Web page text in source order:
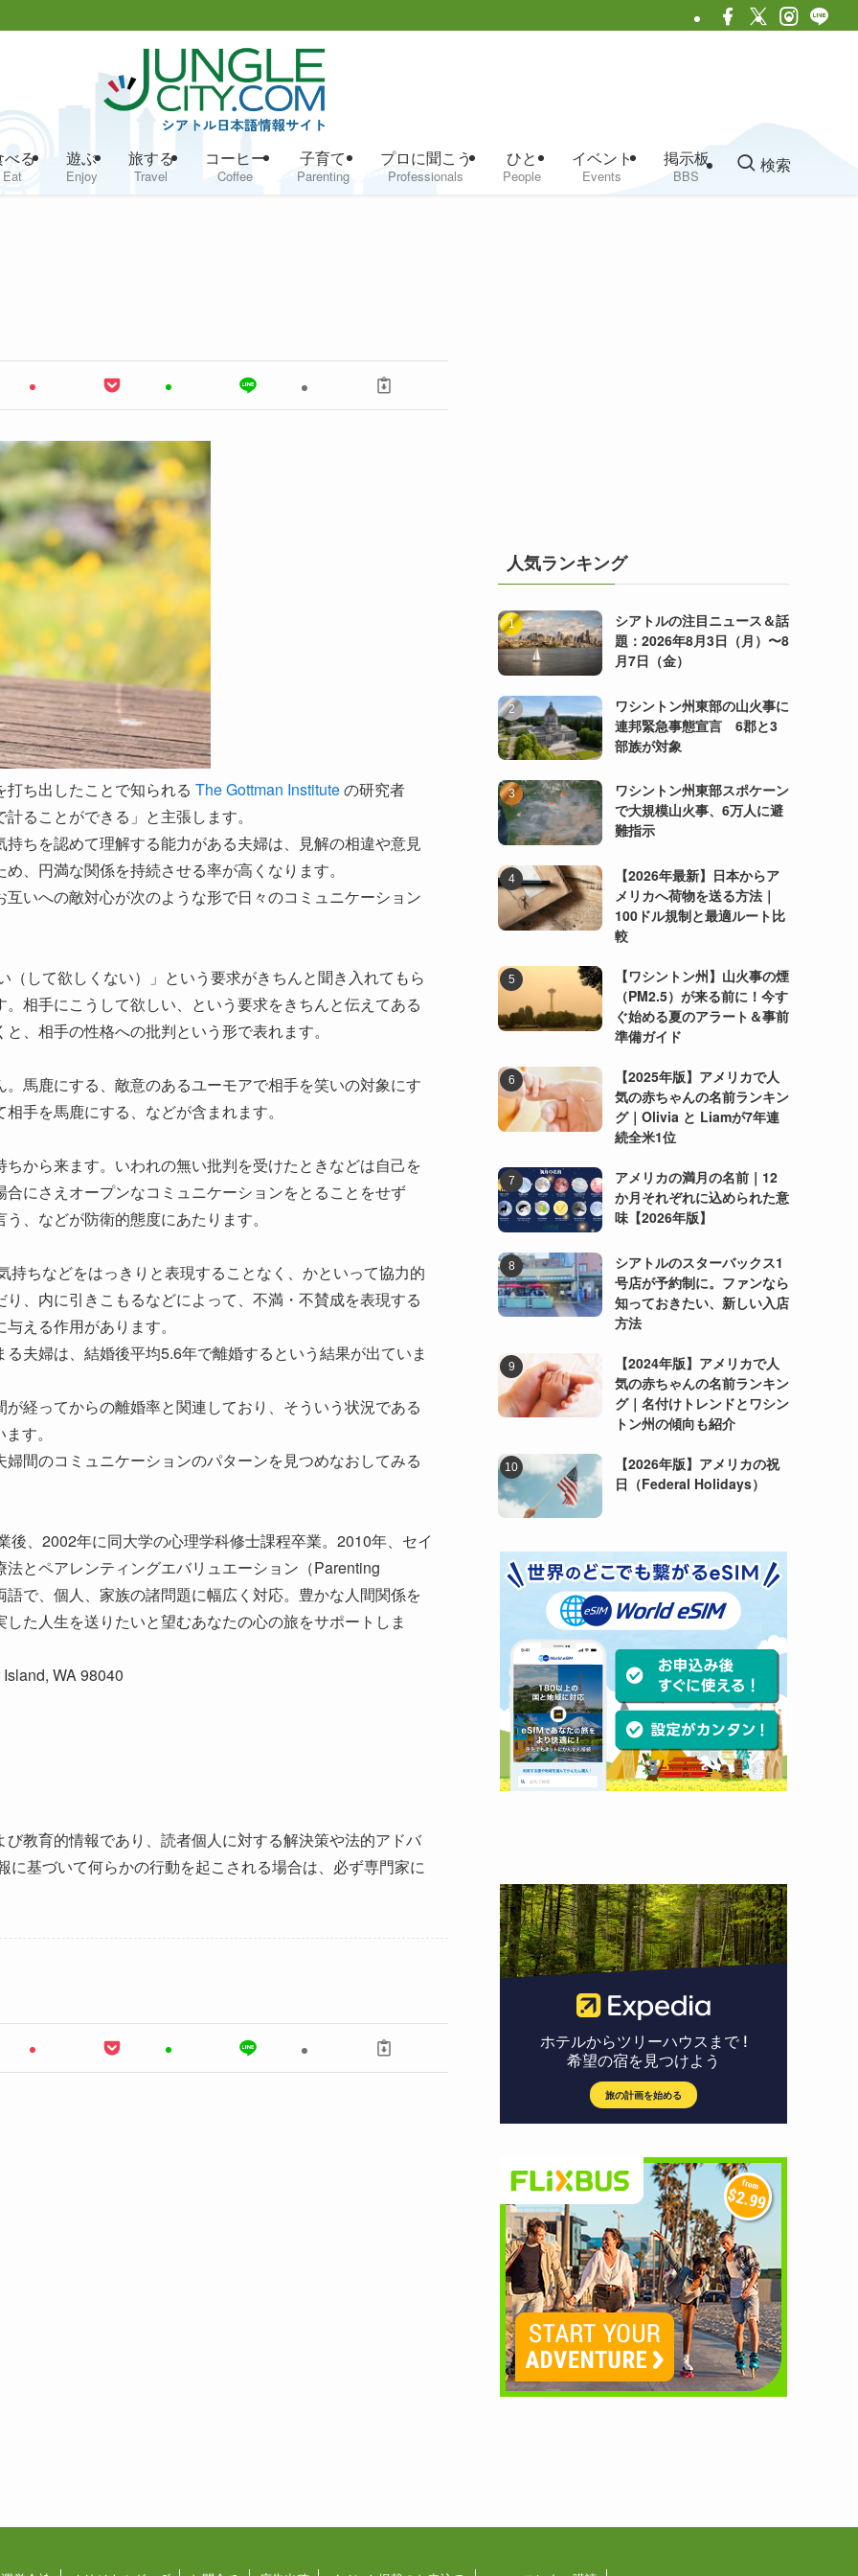
べる
Eat
遊ぶ
Enjoy
旅する
Travel
コーヒー
Coffee
子育て
Parenting
プロに聞こう
Professionals
ひと
People
イベント
Events
掲示板
BBS
検索
ち出したことで知られる The Gottman Instituteの研究者
ることができる」と主張します。
ちを認めて理解する能力がある夫婦は、見解の相違や意見
、円満な関係を持続させる率が高くなります。
いへの敵対心が次のような形で日々のコミュニケーション
して欲しくない）」という要求がきちんと聞き入れてもら
相手にこうして欲しい、という要求をきちんと伝えてある
、相手の性格への批判という形で表れます。
馬鹿にする、敵意のあるユーモアで相手を笑いの対象にす
手を馬鹿にする、などが含まれます。
から来ます。いわれの無い批判を受けたときなどは自己を
にさえオープンなコミュニケーションをとることをせず
、などが防衛的態度にあたります。
ちなどをはっきりと表現することなく、かといって協力的
、内に引きこもるなどによって、不満・不賛成を表現する
える作用があります。
夫婦は、結婚後平均5.6年で離婚するという結果が出ていま
経ってからの離婚率と関連しており、そういう状況である
す。
間のコミュニケーションのパターンを見つめなおしてみる
、2002年に同大学の心理学科修士課程卒業。2010年、セイ
とペアレンティングエバリュエーション（Parenting
で、個人、家族の諸問題に幅広く対応。豊かな人間関係を
た人生を送りたいと望むあなたの心の旅をサポートしま
WA 98040
教育的情報であり、読者個人に対する解決策や法的アドバ
基づいて何らかの行動を起こされる場合は、必ず専門家に
人気ランキング
シアトルの注目ニュース＆話
題：2026年8月3日（月）〜8
月7日（金）
ワシントン州東部の山火事に
連邦緊急事態宣言 6郡と3
部族が対象
ワシントン州東部スポケーン
で大規模山火事、6万人に避
難指示
【2026年最新】日本からア
メリカへ荷物を送る方法｜
100ドル規制と最適ルート比
較
【ワシントン州】山火事の煙
（PM2.5）が来る前に！今す
ぐ始める夏のアラート＆事前
準備ガイド
【2025年版】アメリカで人
気の赤ちゃんの名前ランキン
グ｜Olivia と Liamが7年連
続全米1位
アメリカの満月の名前｜12
か月それぞれに込められた意
味【2026年版】
シアトルのスターバックス1
号店が予約制に。ファンなら
知っておきたい、新しい入店
方法
【2024年版】アメリカで人
気の赤ちゃんの名前ランキン
グ｜名付けトレンドとワシン
トン州の傾向も紹介
【2026年版】アメリカの祝
日（Federal Holidays）